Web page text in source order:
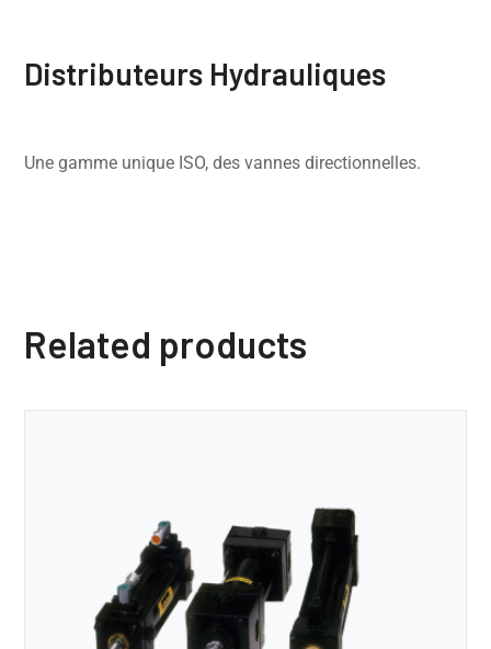
Distributeurs Hydrauliques
Une gamme unique ISO, des vannes directionnelles.
Related products